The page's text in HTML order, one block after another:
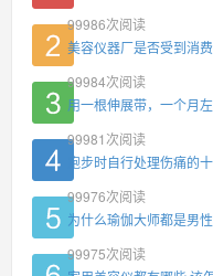
99986次阅读
美容仪器厂是否受到消
99984次阅读
用一根伸展带，一个月
99981 次阅读
跑步时自行处理伤痛的
99976次阅读
为什么瑜伽大师都是男
99975次阅读